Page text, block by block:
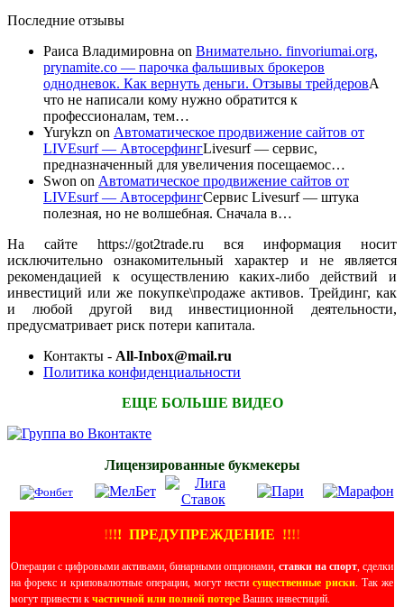
Последние отзывы
Раиса Владимировна on Внимательно. finvoriumai.org,
prynamite.co — парочка фальшивых брокеров
однодневок. Как вернуть деньги. Отзывы трейдеровА
что не написали кому нужно обратится к
профессионалам, тем…
Yurykzn on Автоматическое продвижение сайтов от
LIVEsurf — АвтосерфингLivesurf — сервис,
предназначенный для увеличения посещаемос…
Swon on Автоматическое продвижение сайтов от
LIVEsurf — АвтосерфингСервис Livesurf — штука
полезная, но не волшебная. Сначала в…
На сайте https://got2trade.ru вся информация носит
исключительно ознакомительный характер и не является
рекомендацией к осуществлению каких-либо действий и
инвестиций или же покупке\продаже активов. Трейдинг, как
и любой другой вид инвестиционной деятельности,
предусматривает риск потери капитала.
Контакты - All-Inbox@mail.ru
Политика конфиденциальности
ЕЩЕ БОЛЬШЕ ВИДЕО
Лицензированные букмекеры
!!!! ПРЕДУПРЕЖДЕНИЕ !!!!
Операции с цифровыми активами, бинарными опционами, ставки на спорт, сделки
на форекс и криповалютные операции, могут нестисущественные риски. Так же
могут привести к частичной или полной потере Ваших инвестиций.